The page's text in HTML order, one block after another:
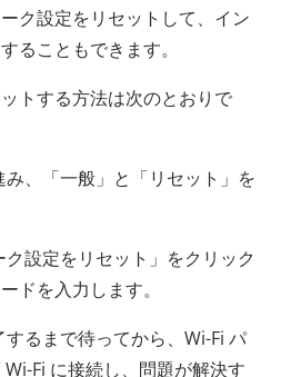
ク設定をリセットして、イン
ることもできます。
トする方法は次のとおりで
、「一般」と「リセット」を
設定をリセット」をクリック
ドを入力します。
るまで待ってから、Wi-Fi パ
Fi に接続し、問題が解決す